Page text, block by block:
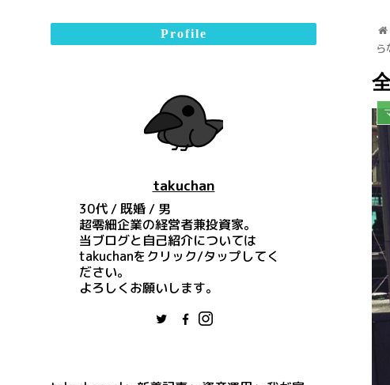
ら
Profile
takuchan
30代 / 既婚 / 男
超零細企業の経営者兼投資家。
当ブログと自己紹介については
takuchanをクリック/タップしてく
ださい。
よろしくお願いします。